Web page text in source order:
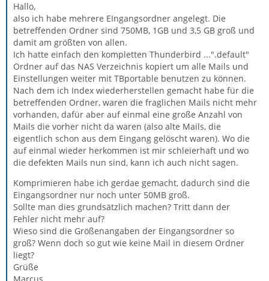
Hallo,
also ich habe mehrere EIngangsordner angelegt. Die
betreffenden Ordner sind 750MB, 1GB und 3,5 GB groß und
damit am größten von allen.
Ich hatte einfach den kompletten Thunderbird ...".default"
Ordner auf das NAS Verzeichnis kopiert um alle Mails und
Einstellungen weiter mit TBportable benutzen zu können.
Nach dem ich Index wiederherstellen gemacht habe für die
betreffenden Ordner, waren die fraglichen Mails nicht mehr
vorhanden, dafür aber auf einmal eine große Anzahl von
Mails die vorher nicht da waren (also alte Mails, die
eigentlich schon aus dem Eingang gelöscht waren). Wo die
auf einmal wieder herkommen ist mir schleierhaft und wo
die defekten Mails nun sind, kann ich auch nicht sagen.
Komprimieren habe ich gerdae gemacht, dadurch sind die
Eingangsordner nur noch unter 50MB groß.
Sollte man dies grundsätzlich machen? Tritt dann der
Fehler nicht mehr auf?
Wieso sind die Größenangaben der Eingangsordner so
groß? Wenn doch so gut wie keine Mail in diesem Ordner
liegt?
Grüße